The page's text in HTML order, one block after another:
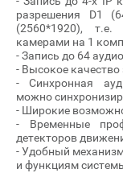
разрешения D1
(2560*1920), т.е.
камерами на 1
- Запись до 64
- Высокое качество
- Синхронная
можно
- Широкие
- Временные
детекторов
- Удобный
и функциям